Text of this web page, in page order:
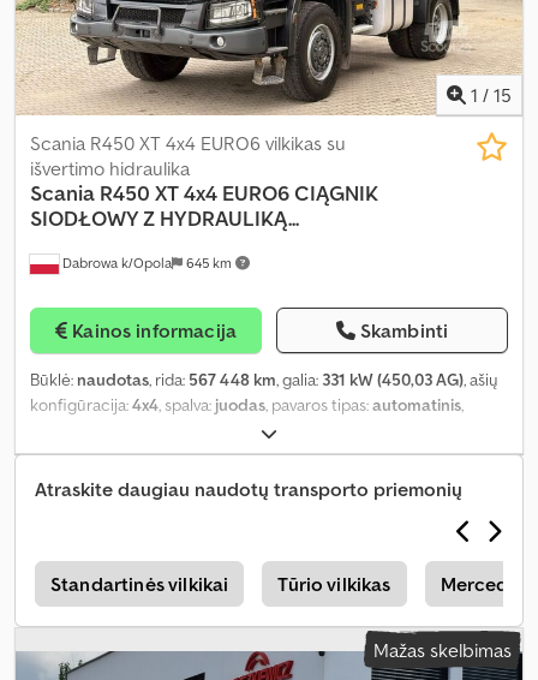
1 / 15
Dabrowa k/Opola 645 km
Scania R450 XT 4x4 EURO6 vilkikas su
išvertimo hidraulika
Scania R450 XT 4x4 EURO6 CIĄGNIK
SIODŁOWY Z HYDRAULIKĄ...
Kainos informacija Skambinti
Būklė: naudotas, rida: 567 448 km, galia: 331 kW (450,03 AG), ašių
konfigūracija:4x4, spalva: juodas, pavaros tipas:automatinis,
, bendras ilgis:
2 550 mm, bendras aukštis:3 570 mm, Gamybos metai:2018,
Įranga: ABS, centrinis užraktas, diferencialo užraktas, elektrinis
langų reguliavimas, elektriškai reguliuojamas veidrodis, oro
Atraskite daugiau naudotų transporto priemonių
Standartinės vilkikai Tūrio vilkikas
Mažas skelbimas